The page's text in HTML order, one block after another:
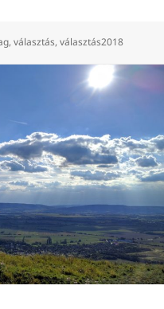
,választás,választás2018